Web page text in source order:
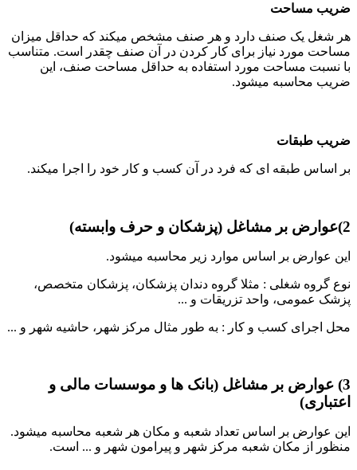
ضریب مساحت
هر شغل یک صنف دارد و هر صنف مشخص میکند که حداقل میزان
مساحت مورد نیاز برای کار کردن در آن صنف چقدر است. متناسب
با نسبت مساحت مورد استفاده به حداقل مساحت صنف، این
ضریب محاسبه میشود.
ضریب طبقات
بر اساس طبقه ای که فرد در آن کسب و کار خود را اجرا میکند.
2)عوارض بر مشاغل (پزشکان و حرف وابسته)
این عوارض بر اساس موارد زیر محاسبه میشود.
نوع گروه شغلی : مثلا گروه دندان پزشکان، پزشکان متخصص،
پزشک عمومی، واحد تزریقات و ...
محل اجرای کسب و کار : به طور مثال مرکز شهر، حاشیه شهر و ...
3) عوارض بر مشاغل (بانک ها و موسسات مالی و
اعتباری)
این عوارض بر اساس تعداد شعبه و مکان هر شعبه محاسبه میشود.
منظور از مکان شعبه مرکز شهر و پیرامون شهر و ... است.